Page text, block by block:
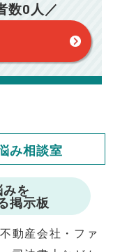
算しています。
ております。
金利が変わらない設
を保証するものでは
かなる損害について
談ください。
きます
）
数0 人／
み相談室
を
掲示板
動産会社・ファ